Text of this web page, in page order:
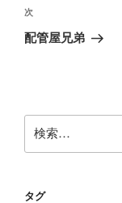
ビ
ゲ
ン
稿
次
の
次
配管屋兄弟
索:
タグ